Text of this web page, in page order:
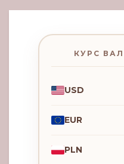
КУРС
USD
EUR
PLN